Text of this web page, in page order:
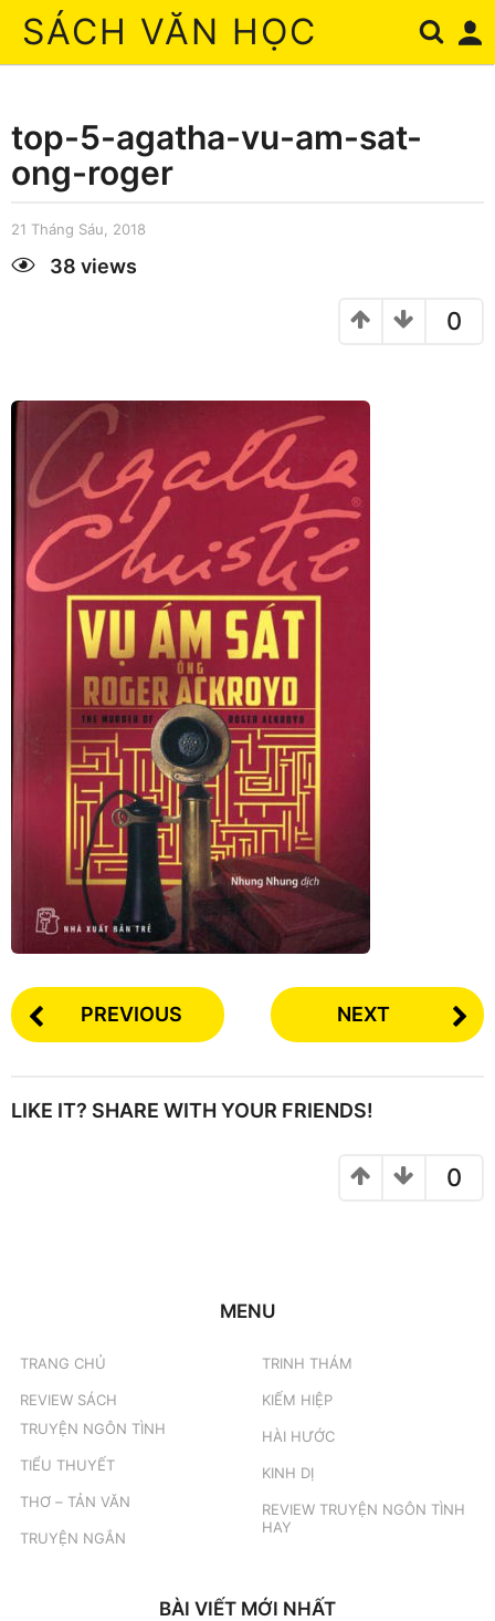
SÁCH VĂN HỌC
top-5-agatha-vu-am-sat-
ong-roger
21 Tháng Sáu, 2018
2
8
38 views
0
PREVIOUS NEXT
LIKE IT? SHARE WITH YOUR FRIENDS!
0
MENU
TRANG CHỦ
REVIEW SÁCH
TRUYỆN NGÔN TÌNH
TIỂU THUYẾT
THƠ – TẢN VĂN
TRUYỆN NGẮN
TRINH THÁM
KIẾM HIỆP
HÀI HƯỚC
KINH DỊ
REVIEW TRUYỆN NGÔN TÌNH
HAY
BÀI VIẾT MỚI NHẤT